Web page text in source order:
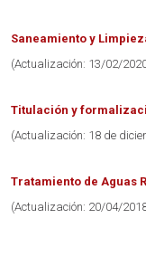
Saneamiento y
(Actualización: 13/02/
Titulación y
(Actualización: 18 de
Tratamiento de Aguas
(Actualización: 20/04/